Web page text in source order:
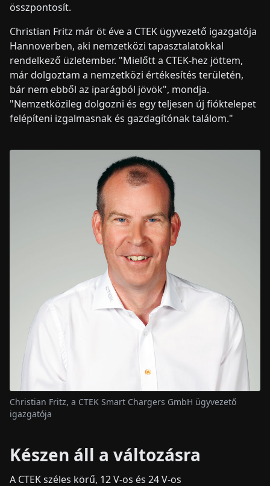
összpontosít.
Christian Fritz már öt éve a CTEK ügyvezető igazgatója
Hannoverben, aki nemzetközi tapasztalatokkal
rendelkező üzletember. "Mielőtt a CTEK-hez jöttem,
már dolgoztam a nemzetközi értékesítés területén,
bár nem ebből az iparágból jövök", mondja.
"Nemzetközileg dolgozni és egy teljesen új fióktelepet
felépíteni izgalmasnak és gazdagítónak találom."
Christian Fritz, a CTEK Smart Chargers GmbH ügyvezető
igazgatója
Készen áll a változásra
A CTEK széles körű, 12 V-os és 24 V-os